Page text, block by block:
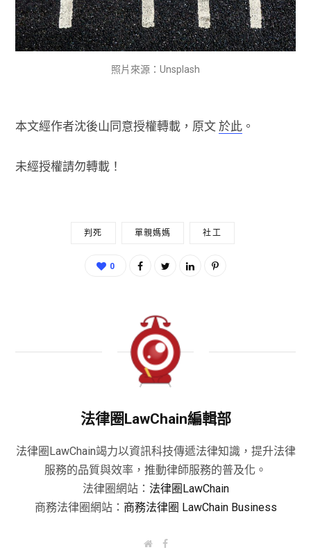
照片來源：Unsplash
本文經作者沈後山同意授權轉載，原文於此 。
未經授權請勿轉載！
判死 單親媽媽 社工
0
法律圈LawChain編輯部
法律圈LawChain竭力以資訊科技傳遞法律知識，提升法律
服務的品質與效率，推動律師服務的普及化。
法律圈網站： 法律圈LawChain
商務法律圈網站： 商務法律圈 LawChain Business
W
F